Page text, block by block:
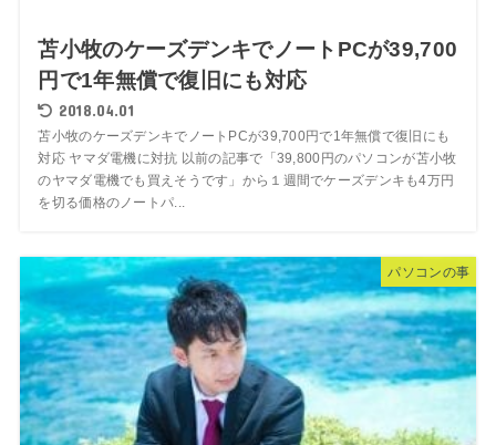
苫小牧のケーズデンキでノートPCが39,700
円で1年無償で復旧にも対応
2018.04.01
苫小牧のケーズデンキでノートPCが39,700円で1年無償で復旧にも
対応 ヤマダ電機に対抗 以前の記事で「39,800円のパソコンが苫小牧
のヤマダ電機でも買えそうです」から１週間でケーズデンキも4万円
を切る価格のノートパ...
パソコンの事